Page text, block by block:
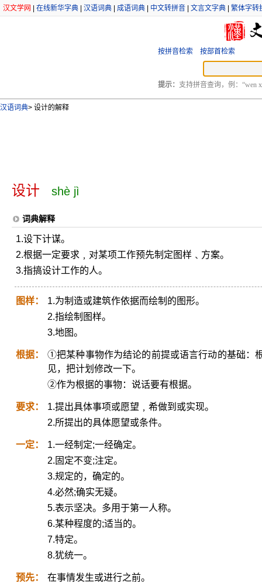
汉文学网 在线新华字典 汉语词典 成语词典 中文转拼音 文言文字典 繁体字转
按拼音检索 按部首检索
提示： 支持拼音查询，例：“wen
汉语词典> 设计的解释
设计 shè jì
词典解释
1.设下计谋。
2.根据一定要求﹐对某项工作预先制定图样﹑方案。
3.指搞设计工作的人。
图样：
1.为制造或建筑作依据而绘制的图形。
2.指绘制图样。
3.地图。
根据：
①把某种事物作为结论的前提或语言行动的基础：
见，把计划修改一下。
②作为根据的事物：说话要有根据。
要求：
1.提出具体事项或愿望﹐希做到或实现。
2.所提出的具体愿望或条件。
一定：
1.一经制定;一经确定。
2.固定不变;注定。
3.规定的，确定的。
4.必然;确实无疑。
5.表示坚决。多用于第一人称。
6.某种程度的;适当的。
7.特定。
8.犹统一。
预先： 在事情发生或进行之前。